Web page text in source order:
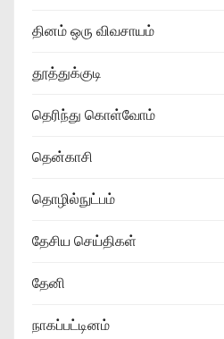
தினம் ஒரு விவசாயம்
தூத்துக்குடி
தெரிந்து கொள்வோம்
தென்காசி
தொழில்நுட்பம்
தேசிய செய்திகள்
தேனி
நாகப்பட்டினம்